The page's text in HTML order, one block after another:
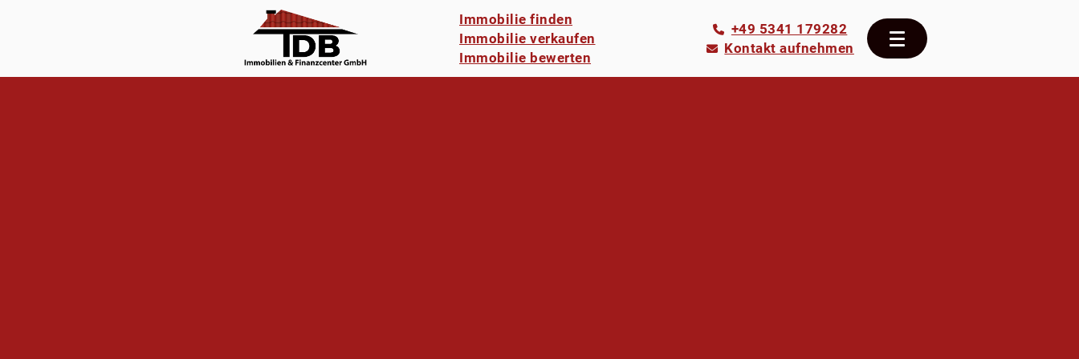
Immobilie finden
Immobilie verkaufen
Immobilie bewerten
+49 5341 179282
Kontakt aufnehmen